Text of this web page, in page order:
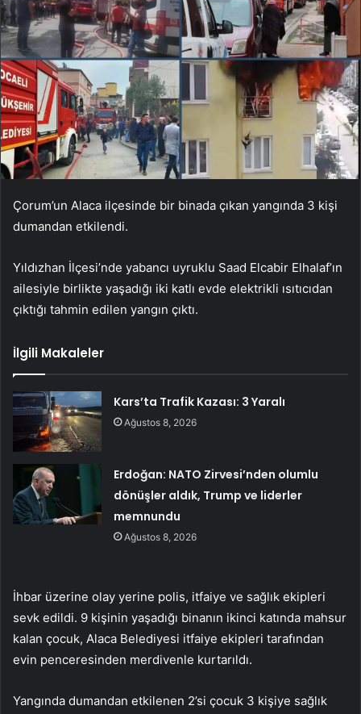
Çorum’un Alaca ilçesinde bir binada çıkan yangında 3 kişi
dumandan etkilendi.
Yıldızhan İlçesi’nde yabancı uyruklu Saad Elcabir Elhalaf’ın
ailesiyle birlikte yaşadığı iki katlı evde elektrikli ısıtıcıdan
çıktığı tahmin edilen yangın çıktı.
İlgili Makaleler
Kars’ta Trafik Kazası: 3 Yaralı
Ağustos 8, 2026
Erdoğan: NATO Zirvesi’nden olumlu
dönüşler aldık, Trump ve liderler
memnundu
Ağustos 8, 2026
İhbar üzerine olay yerine polis, itfaiye ve sağlık ekipleri
sevk edildi. 9 kişinin yaşadığı binanın ikinci katında mahsur
kalan çocuk, Alaca Belediyesi itfaiye ekipleri tarafından
evin penceresinden merdivenle kurtarıldı.
Yangında dumandan etkilenen 2’si çocuk 3 kişiye sağlık